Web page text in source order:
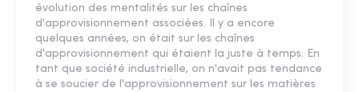
évolution des mentalités sur les chaînes
d'approvisionnement associées. Il y a encore
quelques années, on était sur les chaînes
d'approvisionnement qui étaient la juste à temps. En
tant que société industrielle, on n'avait pas tendance
à se soucier de l'approvisionnement sur les matières